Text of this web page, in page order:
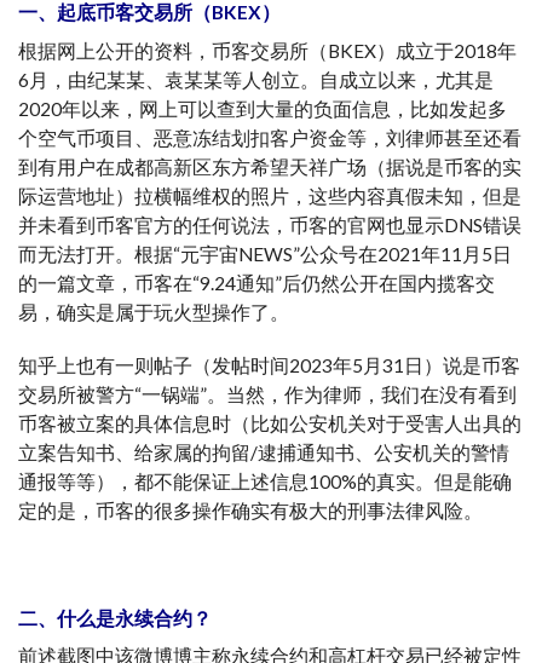
一、起底币客交易所（BKEX）
根据网上公开的资料，币客交易所（BKEX）成立于2018年
6月，由纪某某、袁某某等人创立。自成立以来，尤其是
2020年以来，网上可以查到大量的负面信息，比如发起多
个空气币项目、恶意冻结划扣客户资金等，刘律师甚至还看
到有用户在成都高新区东方希望天祥广场（据说是币客的实
际运营地址）拉横幅维权的照片，这些内容真假未知，但是
并未看到币客官方的任何说法，币客的官网也显示DNS错误
而无法打开。根据“元宇宙NEWS”公众号在2021年11月5日
的一篇文章，币客在“9.24通知”后仍然公开在国内揽客交
易，确实是属于玩火型操作了。
知乎上也有一则帖子（发帖时间2023年5月31日）说是币客
交易所被警方“一锅端”。当然，作为律师，我们在没有看到
币客被立案的具体信息时（比如公安机关对于受害人出具的
立案告知书、给家属的拘留/逮捕通知书、公安机关的警情
通报等等），都不能保证上述信息100%的真实。但是能确
定的是，币客的很多操作确实有极大的刑事法律风险。
二、什么是永续合约？
前述截图中该微博博主称永续合约和高杠杆交易已经被定性